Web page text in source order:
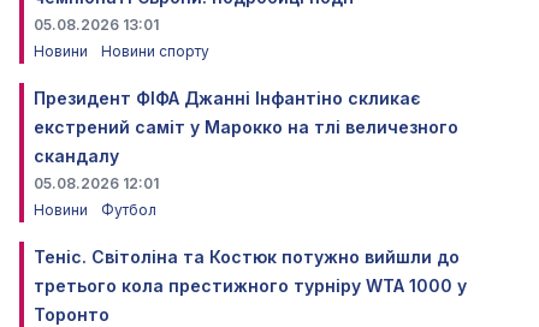
05.08.2026 13:01
Новини
Новини спорту
Президент ФІФА Джанні Інфантіно скликає
екстрений саміт у Марокко на тлі величезного
скандалу
05.08.2026 12:01
Новини
Футбол
Теніс. Світоліна та Костюк потужно вийшли до
третього кола престижного турніру WTA 1000 у
Торонто